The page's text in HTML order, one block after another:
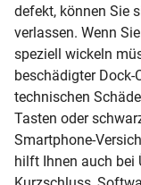
defekt, können Sie
verlassen. Wenn
speziell wickeln
beschädigter Dock-
technischen
Tasten oder
Smartphone-
hilft Ihnen auch bei